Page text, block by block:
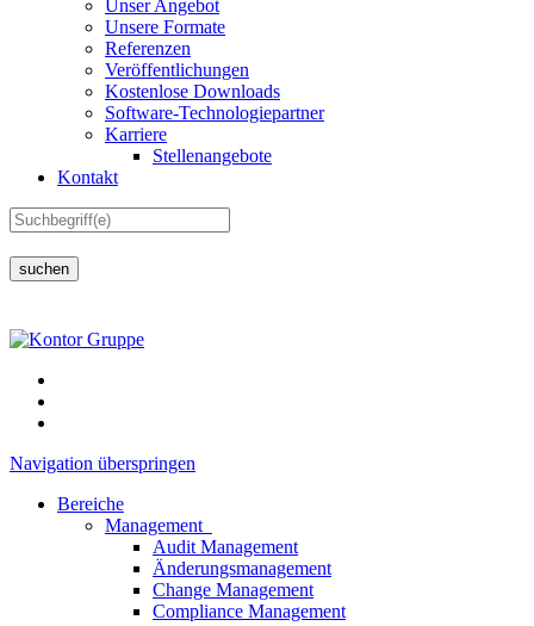
Unser Angebot
Unsere Formate
Referenzen
Veröffentlichungen
Kostenlose Downloads
Software-Technologiepartner
Karriere
Stellenangebote
Kontakt
suchen
Navigation überspringen
Bereiche
Management
Audit Management
Änderungsmanagement
Change Management
Compliance Management